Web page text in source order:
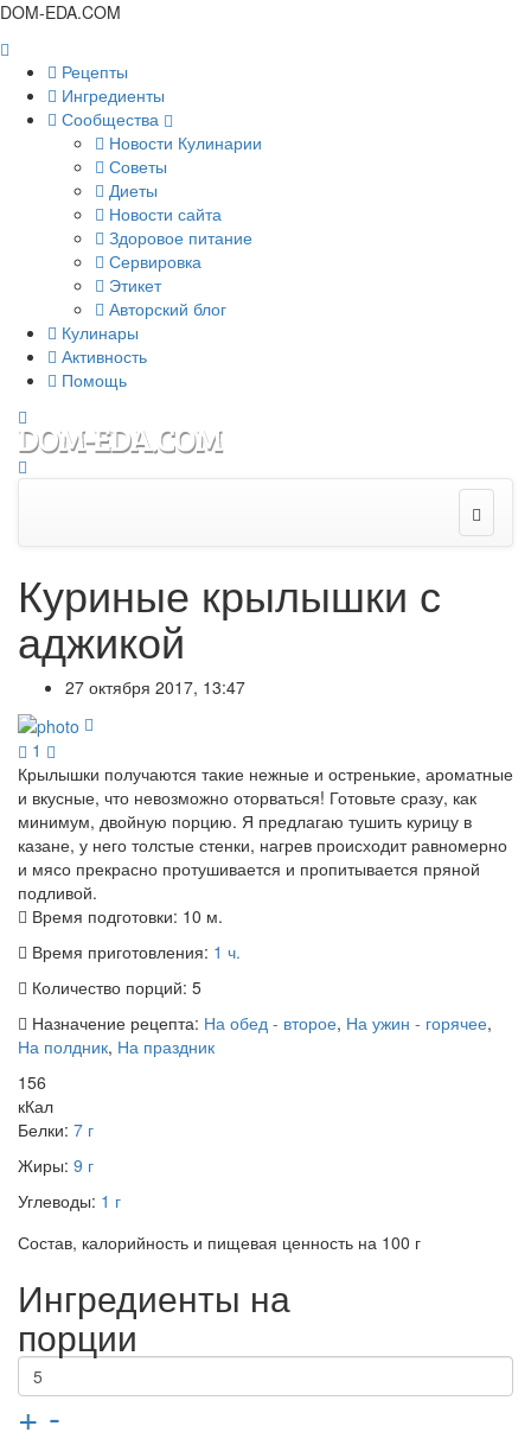
DOM-EDA.COM
Рецепты
Ингредиенты
Сообщества
Новости Кулинарии
Советы
Диеты
Новости сайта
Здоровое питание
Сервировка
Этикет
Авторский блог
Кулинары
Активность
Помощь
Куриные крылышки с
аджикой
27 октября 2017, 13:47
1
Крылышки получаются такие нежные и остренькие, ароматные
и вкусные, что невозможно оторваться! Готовьте сразу, как
минимум, двойную порцию. Я предлагаю тушить курицу в
казане, у него толстые стенки, нагрев происходит равномерно
и мясо прекрасно протушивается и пропитывается пряной
подливой.
Время подготовки: 10 м.
Время приготовления: 1 ч.
Количество порций: 5
Назначение рецепта: На обед - второе, На ужин - горячее,
На полдник, На праздник
156
кКал
Белки: 7 г
Жиры: 9 г
Углеводы: 1 г
Состав, калорийность и пищевая ценность на 100 г
Ингредиенты на
порции
+ -